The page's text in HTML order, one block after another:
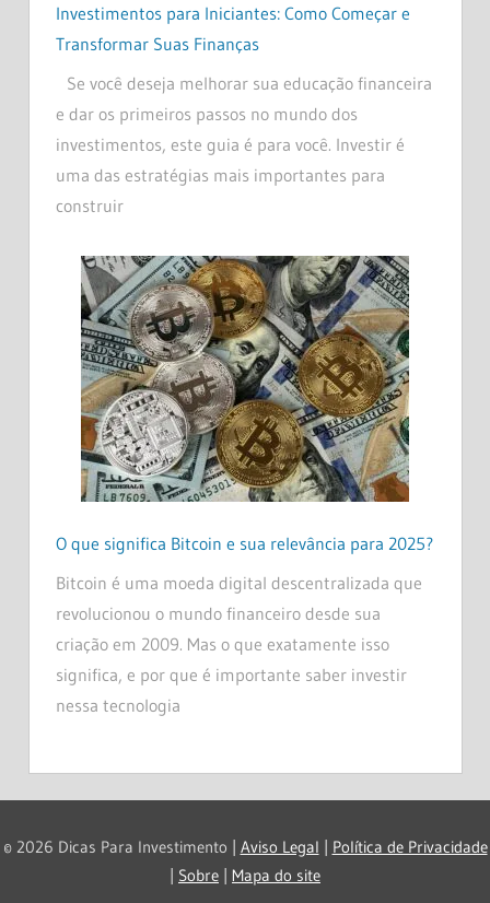
Investimentos para Iniciantes: Como Começar e
Transformar Suas Finanças
Se você deseja melhorar sua educação financeira
e dar os primeiros passos no mundo dos
investimentos, este guia é para você. Investir é
uma das estratégias mais importantes para
construir
O que significa Bitcoin e sua relevância para 2025?
Bitcoin é uma moeda digital descentralizada que
revolucionou o mundo financeiro desde sua
criação em 2009. Mas o que exatamente isso
significa, e por que é importante saber investir
nessa tecnologia
© 2026 Dicas Para Investimento | Aviso Legal | Política de Privacidade
| Sobre | Mapa do site